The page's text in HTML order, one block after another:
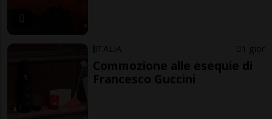
ITALIA 1 gior
Commozione alle esequie di
Francesco Guccini